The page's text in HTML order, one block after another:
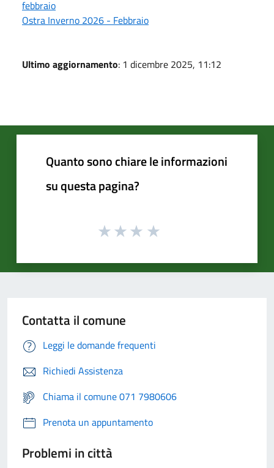
febbraio
Ostra Inverno 2026 - Febbraio
Ultimo aggiornamento: 1 dicembre 2025, 11:12
Quanto sono chiare le informazioni
su questa pagina?
Contatta il comune
Leggi le domande frequenti
Richiedi Assistenza
Chiama il comune 071 7980606
Prenota un appuntamento
Problemi in città